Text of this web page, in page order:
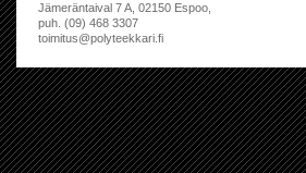
Jämeräntaival 7 A, 02150 Espoo,
puh. (09) 468 3307
toimitus@polyteekkari.fi